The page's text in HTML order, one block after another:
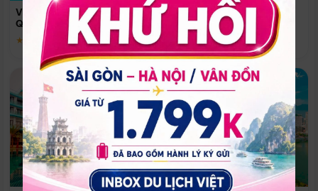
Vinpearl Resort & Spa Phu
Quoc
★ 5.0
Quoc
Phú Quốc
★ 5.0